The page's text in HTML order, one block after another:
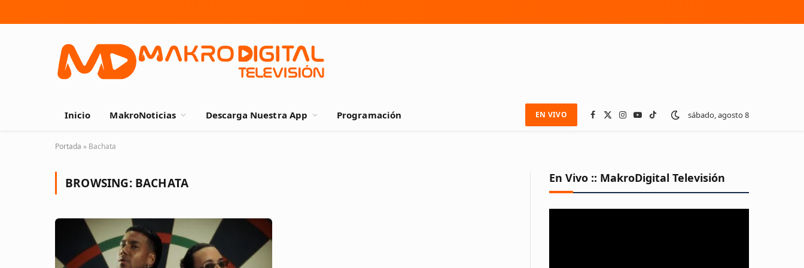
Inicio MakroNoticias Descarga Nuestra App Programación EN VIVO Facebook
X
Instagram
YouTube
TikTok sábado, agosto 8
Portada » Bachata
BROWSING: BACHATA En Vivo :: MakroDigital Televisión